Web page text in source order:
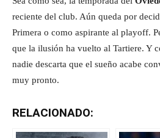
reciente del club. Aún queda por
Primera o como aspirante al playoff.
que la ilusión ha vuelto al Tartiere. Y
nadie descarta que el sueño acabe
muy pronto.
RELACIONADO: